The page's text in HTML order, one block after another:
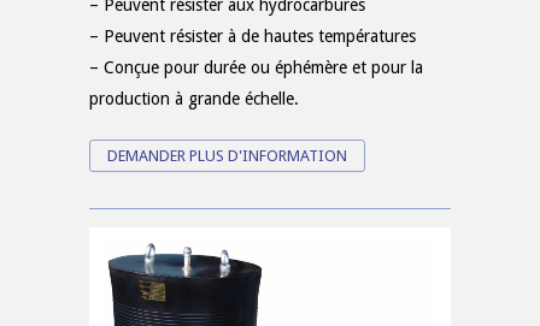
– Peuvent résister aux hydrocarbures
– Peuvent résister à de hautes températures
– Conçue pour durée ou éphémère et pour la
production à grande échelle.
DEMANDER PLUS D'INFORMATION